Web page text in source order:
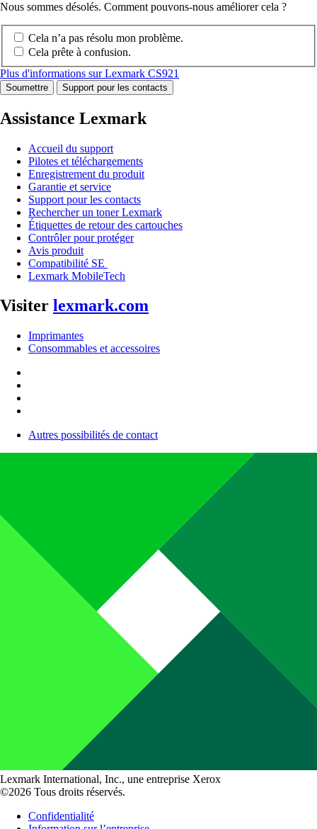
Nous sommes désolés. Comment pouvons-nous améliorer cela ?
Cela n’a pas résolu mon problème.
Cela prête à confusion.
Plus d'informations sur Lexmark CS921
Soumettre Support pour les contacts
Assistance Lexmark
Accueil du support
Pilotes et téléchargements
Enregistrement du produit
Garantie et service
Support pour les contacts
Rechercher un toner Lexmark
Étiquettes de retour des cartouches
Contrôler pour protéger
Avis produit
Compatibilité SE
Lexmark MobileTech
Visiter lexmark.com
Imprimantes
Consommables et accessoires
Autres possibilités de contact
Lexmark International, Inc., une entreprise Xerox
©2026 Tous droits réservés.
Confidentialité